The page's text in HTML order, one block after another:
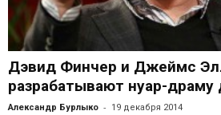
Дэвид Финчер и Джеймс
разрабатывают нуар-драму
Александр Бурлыко - 19 декабря 2014